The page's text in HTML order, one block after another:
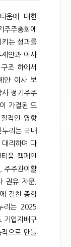
움에 대한
주총회에
는 성과를
안과 이사
조 하에서
안 이사 보
정기주주
가결된 드
적인 영향
리는 국내
리하며 다
움 캠페인
주주관여활
권유 자문,
걸친 종합
리는 2025
기업지배구
으로 만들